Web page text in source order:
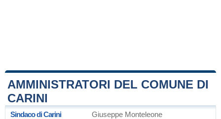
AMMINISTRATORI DEL COMUNE DI
CARINI
Sindaco di Carini Giuseppe Monteleone